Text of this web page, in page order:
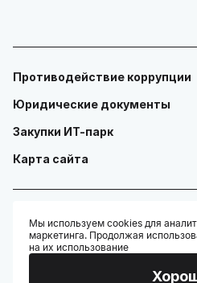
Противодействие коррупции
Юридические документы
Закупки ИТ-парк
Карта сайта
© ГАУ "Технопарк в сфере
Мы используем cookies для
маркетинга. Продолжая
на их использование